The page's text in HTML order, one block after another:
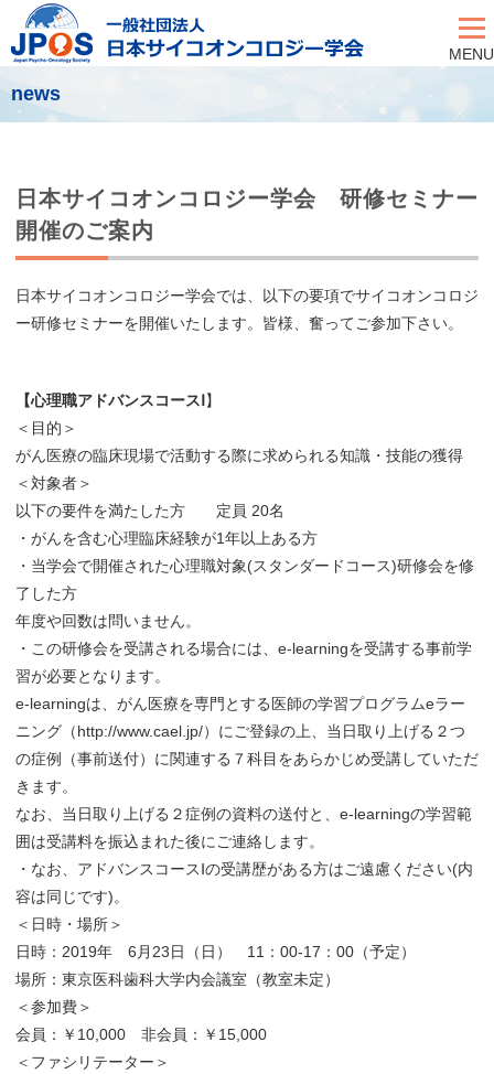
MENU
news
日本サイコオンコロジー学会 研修セミナー
開催のご案内
日本サイコオンコロジー学会では、以下の要項でサイコオンコロジ
ー研修セミナーを開催いたします。皆様、奮ってご参加下さい。
【心理職アドバンスコースⅠ】
＜目的＞
がん医療の臨床現場で活動する際に求められる知識・技能の獲得
＜対象者＞
以下の要件を満たした方 定員 20名
・がんを含む心理臨床経験が1年以上ある方
・当学会で開催された心理職対象(スタンダードコース)研修会を修
了した方
年度や回数は問いません。
・この研修会を受講される場合には、e-learningを受講する事前学
習が必要となります。
e-learningは、がん医療を専門とする医師の学習プログラムeラー
ニング（http://www.cael.jp/）にご登録の上、当日取り上げる２つ
の症例（事前送付）に関連する７科目をあらかじめ受講していただ
きます。
なお、当日取り上げる２症例の資料の送付と、e-learningの学習範
囲は受講料を振込まれた後にご連絡します。
・なお、アドバンスコースⅠの受講歴がある方はご遠慮ください(内
容は同じです)。
＜日時・場所＞
日時：2019年 6月23日（日） 11：00-17：00（予定）
場所：東京医科歯科大学内会議室（教室未定）
＜参加費＞
会員：￥10,000 非会員：￥15,000
＜ファシリテーター＞